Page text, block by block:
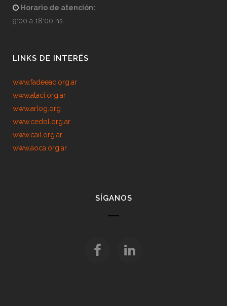
Horario de atención:
9:00 a 18:00 hs.
LINKS DE INTERÉS
www.fadeeac.org.ar
www.ataci.org.ar
www.arlog.org
www.cedol.org.ar
www.cail.org.ar
www.aoca.org.ar
SÍGANOS